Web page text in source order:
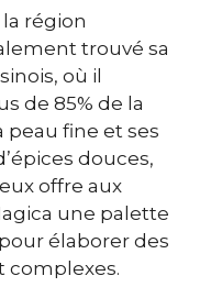
région
trouvé sa
où il
de 85% de la
peau fine et ses
douces,
offre aux
une palette
élaborer des
complexes.